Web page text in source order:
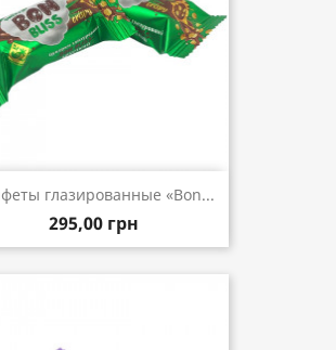
глазированные «Bon...
295,00 грн